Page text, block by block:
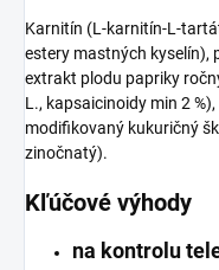
Karnitín (L-karnitín-L-
estery mastných kyselín),
extrakt plodu papriky
L., kapsaicinoidy min 2
modifikovaný kukuričný
zinočnatý).
Kľúčové výhody
na kontrolu